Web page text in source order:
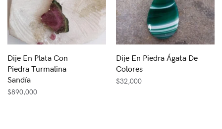
Dije En Plata Con
Piedra Turmalina
Sandía
$890,000
Dije En Piedra Ágata De
Colores
$32,000